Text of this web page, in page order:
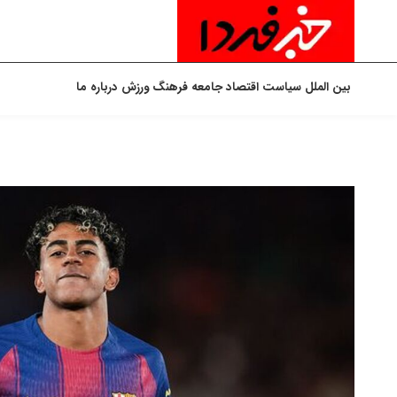
بین الملل سیاست اقتصادجامعه فرهنگورزش درباره ما